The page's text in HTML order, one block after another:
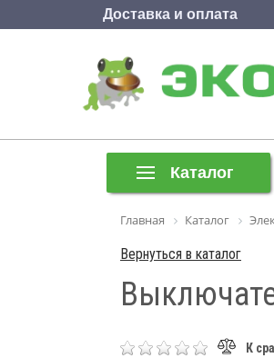
Доставка и оплата
Каталог
Главная Каталог
Вернуться в каталог
К